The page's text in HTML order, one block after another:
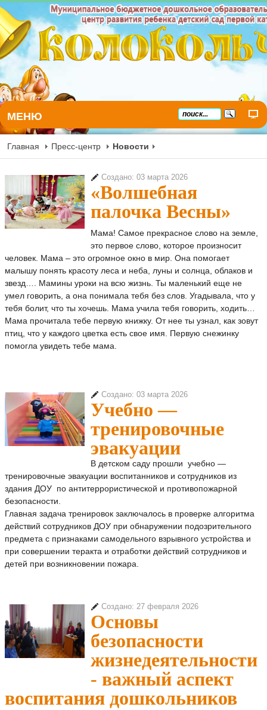
МЕНЮ
Главная Пресс-центр Новости
Создано: 03 марта 2026
«Волшебная
палочка Весны»
Мама! Самое прекрасное слово на земле,
это первое слово, которое произносит
человек. Мама – это огромное окно в мир. Она помогает
малышу понять красоту леса и неба, луны и солнца, облаков и
звезд…. Мамины уроки на всю жизнь. Ты маленький еще не
умел говорить, а она понимала тебя без слов. Угадывала, что у
тебя болит, что ты хочешь. Мама учила тебя говорить, ходить…
Мама прочитала тебе первую книжку. От нее ты узнал, как зовут
птиц, что у каждого цветка есть свое имя. Первую снежинку
помогла увидеть тебе мама.
Создано: 03 марта 2026
Учебно —
тренировочные
эвакуации
В детском саду прошли учебно —
тренировочные эвакуации воспитанников и сотрудников из
здания ДОУ по антитеррористической и противопожарной
безопасности.
Главная задача тренировок заключалось в проверке алгоритма
действий сотрудников ДОУ при обнаружении подозрительного
предмета с признаками самодельного взрывного устройства и
при совершении теракта и отработки действий сотрудников и
детей при возникновении пожара.
Создано: 27 февраля 2026
Основы
безопасности
жизнедеятельности
- важный аспект
воспитания дошкольников